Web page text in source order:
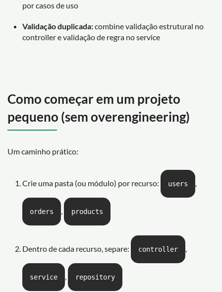
por casos de uso
Validação duplicada:combine validação estrutural no
controller e validação de regra no service
Como começar em um projeto
pequeno (sem overengineering)
Um caminho prático:
Crie uma pasta (ou módulo) por recurso: users ,
orders , products
Dentro de cada recurso, separe: controller ,
service , repository